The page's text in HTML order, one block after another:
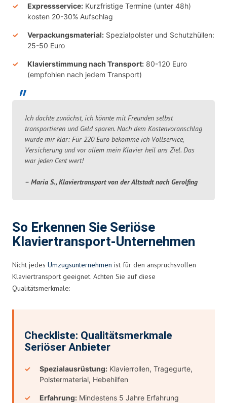
Expressservice: Kurzfristige Termine (unter 48h)
kosten 20-30% Aufschlag
Verpackungsmaterial: Spezialpolster und Schutzhüllen:
25-50 Euro
Klavierstimmung nach Transport: 80-120 Euro
(empfohlen nach jedem Transport)
Ich dachte zunächst, ich könnte mit Freunden selbst
transportieren und Geld sparen. Nach dem Kostenvoranschlag
wurde mir klar: Für 220 Euro bekomme ich Vollservice,
Versicherung und vor allem mein Klavier heil ans Ziel. Das
war jeden Cent wert!
– Maria S., Klaviertransport von der Altstadt nach Gerolfing
So Erkennen Sie Seriöse
Klaviertransport-Unternehmen
Nicht jedes Umzugsunternehmen ist für den anspruchsvollen
Klaviertransport geeignet. Achten Sie auf diese
Qualitätsmerkmale:
Checkliste: Qualitätsmerkmale
Seriöser Anbieter
Spezialausrüstung: Klavierrollen, Tragegurte,
Polstermaterial, Hebehilfen
Erfahrung: Mindestens 5 Jahre Erfahrung